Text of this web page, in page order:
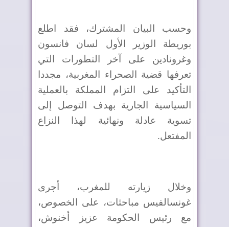
وحسب البيان المشترك، فقد اطلع
بوريطة الوزير الأول لسان فانسون
وغرونادين على آخر التطورات التي
تعرفها قضية الصحراء المغربية، مجددا
التأكيد على التزام المملكة بالعملية
السياسية الجارية بهدف التوصل إلى
تسوية عادلة ونهائية لهذا النزاع
المفتعل.
وخلال زيارته للمغرب، أجرى
غونسالفيس مباحثات، على الخصوص،
مع رئيس الحكومة عزيز أخنوش،